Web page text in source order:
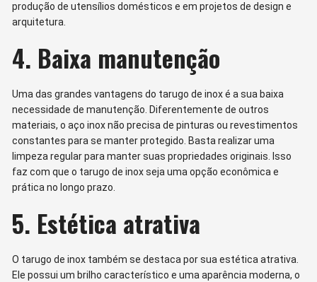
produção de utensílios domésticos e em projetos de design e
arquitetura.
4. Baixa manutenção
Uma das grandes vantagens do tarugo de inox é a sua baixa
necessidade de manutenção. Diferentemente de outros
materiais, o aço inox não precisa de pinturas ou revestimentos
constantes para se manter protegido. Basta realizar uma
limpeza regular para manter suas propriedades originais. Isso
faz com que o tarugo de inox seja uma opção econômica e
prática no longo prazo.
5. Estética atrativa
O tarugo de inox também se destaca por sua estética atrativa.
Ele possui um brilho característico e uma aparência moderna, o